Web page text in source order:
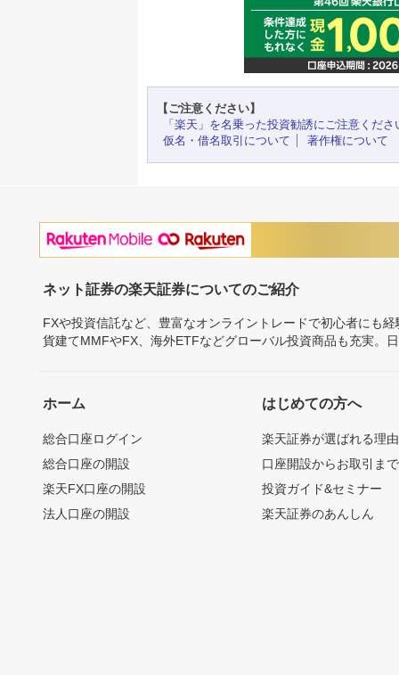
【ご注意ください】
「楽天」を名乗った投資勧誘にご注意くださ
仮名・借名取引について
著作権について
ネット証券の楽天証券についてのご紹介
FXや投資信託など、豊富なオンライントレードで初心者にも
貨建てMMFやFX、海外ETFなどグローバル投資商品も充実。
ホーム
総合口座ログイン
総合口座の開設
楽天FX口座の開設
法人口座の開設
はじめての方へ
楽天証券が選ばれる理由
口座開設からお取引ま
投資ガイド&セミナー
楽天証券のあんしん